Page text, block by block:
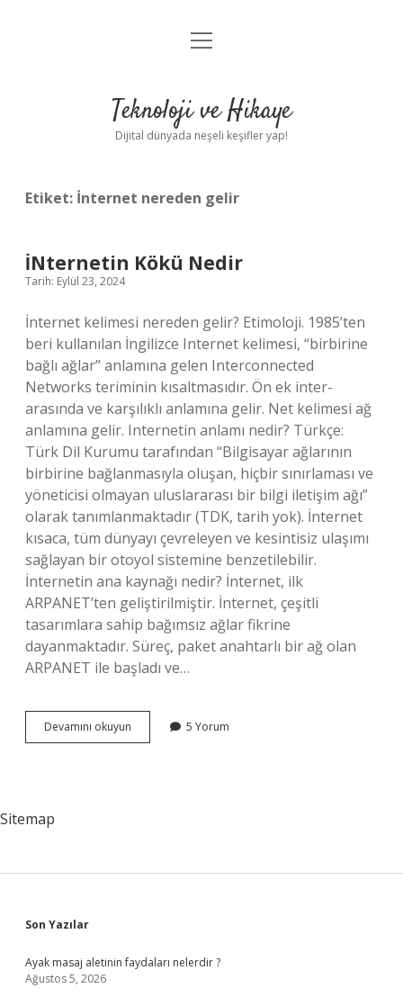
Anasayfa
Yasal Uyarı
menüyü
Teknoloji ve Hikaye
Dijital dünyada neşeli keşifler yap!
Etiket: İnternet nereden gelir
İNternetin Kökü Nedir
Tarih: Eylül 23, 2024
İnternet kelimesi nereden gelir? Etimoloji. 1985’ten
beri kullanılan İngilizce Internet kelimesi, “birbirine
bağlı ağlar” anlamına gelen Interconnected
Networks teriminin kısaltmasıdır. Ön ek inter-
arasında ve karşılıklı anlamına gelir. Net kelimesi ağ
anlamına gelir. Internetin anlamı nedir? Türkçe:
Türk Dil Kurumu tarafından “Bilgisayar ağlarının
birbirine bağlanmasıyla oluşan, hiçbir sınırlaması ve
yöneticisi olmayan uluslararası bir bilgi iletişim ağı”
olarak tanımlanmaktadır (TDK, tarih yok). İnternet
kısaca, tüm dünyayı çevreleyen ve kesintisiz ulaşımı
sağlayan bir otoyol sistemine benzetilebilir.
İnternetin ana kaynağı nedir? İnternet, ilk
ARPANET’ten geliştirilmiştir. İnternet, çeşitli
tasarımlara sahip bağımsız ağlar fikrine
dayanmaktadır. Süreç, paket anahtarlı bir ağ olan
ARPANET ile başladı ve…
Devamını okuyun İNternetin
Kökü
5 Yorum
Sitemap
Sidebar
Son Yazılar
Ayak masaj aletinin faydaları nelerdir ?
Ağustos 5, 2026